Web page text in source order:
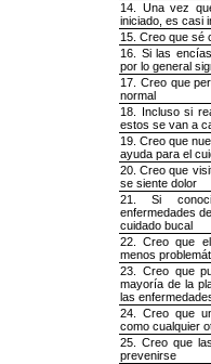
14. Una vez
iniciado, es casi
15. Creo que sé
16. Si las
por lo general
17. Creo que
normal
18. Incluso si
estos se van a
19. Creo que
ayuda para el
20. Creo que
se siente dolor
21. Si
enfermedades
cuidado bucal
22. Creo que
menos
23. Creo que
mayoría de la
las
24. Creo que
como cualquier
25. Creo que
prevenirse